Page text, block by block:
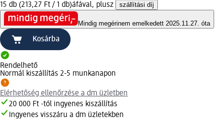
15 db (213,27 Ft / 1 db)áfával, plusz szállítási díj
Mindig megérinem emelkedett 2025.11.27. óta
Kosárba
Rendelhető
Normál kiszállítás 2-5 munkanapon
Elérhetőség ellenőrzése a dm üzletben
20 000 Ft -tól ingyenes kiszállítás
Ingyenes visszáru a dm üzletekben